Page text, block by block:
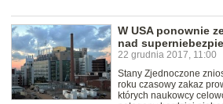
W USA ponownie
nad
22 grudnia 2017, 11:00
Stany Zjednoczone
roku czasowy zakaz
których naukowcy